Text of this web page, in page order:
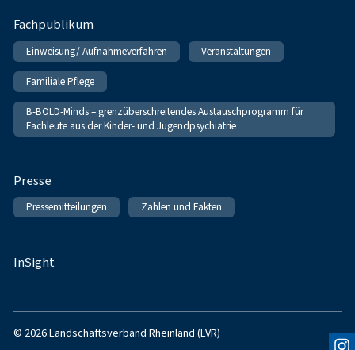
Fachpublikum
Einweisung/ Aufnahmeverfahren Veranstaltungen
Familiale Pflege
B-BOLD-Minds – grenzüberschreitendes Austauschprogramm für
Fachleute aus der Kinder- und Jugendpsychiatrie
Presse
Pressemitteilungen Zahlen und Fakten
InSight
© 2026 Landschaftsverband Rheinland (LVR)